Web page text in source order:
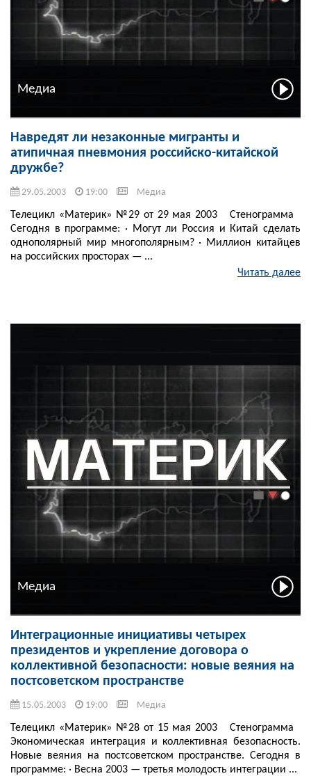
Медиа
Навредят ли незаконные мигранты и
атипичная пневмония российско-китайской
дружбе?
29.05.2003 19:00 Медиа
Телецикл «Материк» №29 от 29 мая 2003 Стенограмма
Сегодня в программе: · Могут ли Россия и Китай сделать
однополярный мир многополярным? · Миллион китайцев
на российских просторах — ...
Читать далее
Медиа
Интеграционные инициативы четырех
президентов и укрепление договора о
коллективной безопасности: новые веяния на
постсоветском пространстве
15.05.2003 19:00 Медиа
Телецикл «Материк» №28 от 15 мая 2003 Стенограмма
Экономическая интеграция и коллективная безопасность.
Новые веяния на постсоветском пространстве. Сегодня в
программе: · Весна 2003 — третья молодость интеграции ...